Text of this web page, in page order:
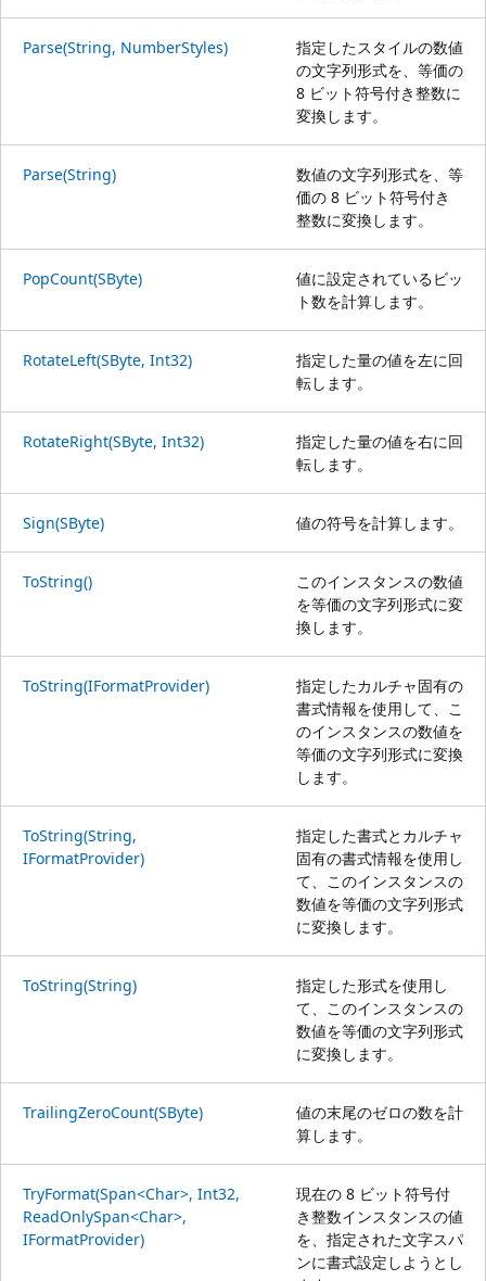
Parse(String, NumberStyles)
指定したスタイルの数値
の文字列形式を、等価の
8 ビット符号付き整数に
変換します。
Parse(String)
数値の文字列形式を、等
価の 8 ビット符号付き
整数に変換します。
PopCount(SByte)
値に設定されているビッ
ト数を計算します。
RotateLeft(SByte, Int32)
指定した量の値を左に回
転します。
RotateRight(SByte, Int32)
指定した量の値を右に回
転します。
Sign(SByte) 値の符号を計算します。
ToString()
このインスタンスの数値
を等価の文字列形式に変
換します。
ToString(IFormatProvider)
指定したカルチャ固有の
書式情報を使用して、こ
のインスタンスの数値を
等価の文字列形式に変換
します。
ToString(String,
IFormatProvider)
指定した書式とカルチャ
固有の書式情報を使用し
て、このインスタンスの
数値を等価の文字列形式
に変換します。
ToString(String)
指定した形式を使用し
て、このインスタンスの
数値を等価の文字列形式
に変換します。
TrailingZeroCount(SByte)
値の末尾のゼロの数を計
算します。
TryFormat(Span<Char>, Int32,
ReadOnlySpan<Char>,
IFormatProvider)
現在の 8 ビット符号付
き整数インスタンスの値
を、指定された文字スパ
ンに書式設定しようとし